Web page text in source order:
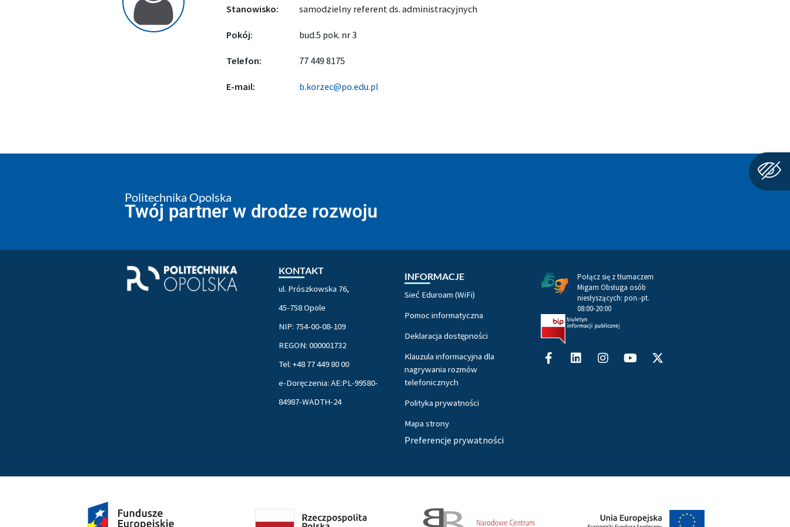
Stanowisko: samodzielny referent ds. administracyjnych
Pokój: bud.5 pok. nr 3
Telefon: 77 449 8175
E-mail: b.korzec@po.edu.pl
Politechnika Opolska
Twój partner w drodze rozwoju
KONTAKT
ul. Prószkowska 76,
45-758 Opole
NIP: 754-00-08-109
REGON: 000001732
Tel: +48 77 449 80 00
e-Doręczenia: AE:PL-99580-
84987-WADTH-24
INFORMACJE
Sieć Eduroam (WiFi)
Pomoc informatyczna
Deklaracja dostępności
Klauzula informacyjna dla
nagrywania rozmów
telefonicznych
Polityka prywatności
Mapa strony
Preferencje prywatności
Połącz się z tłumaczem
Migam Obsługa osób
niesłyszących: pon.-pt.
08:00-20:00
Facebook-
f
LinkedinInstagram
twitter